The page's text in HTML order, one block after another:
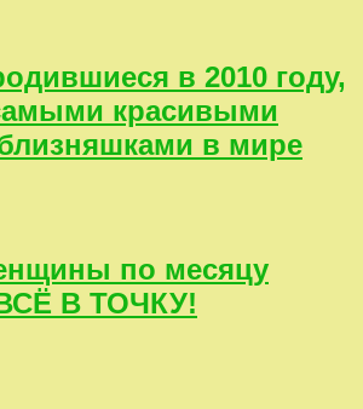
в 2010 году,
красивыми
в мире
по месяцу
В ТОЧКУ!